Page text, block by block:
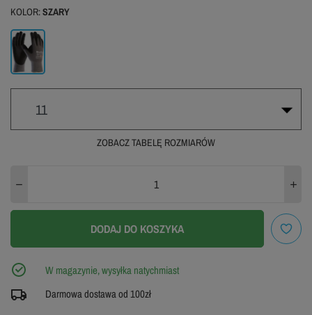
KOLOR:SZARY
Szary
11
9
ZOBACZ TABELĘ ROZMIARÓW
DODAJ DO KOSZYKA
W magazynie, wysyłka natychmiast
Darmowa dostawa od 100zł